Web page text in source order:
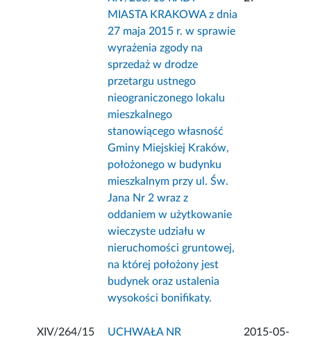
MIASTA KRAKOWA z dnia
27 maja 2015 r. w sprawie
wyrażenia zgody na
sprzedaż w drodze
przetargu ustnego
nieograniczonego lokalu
mieszkalnego
stanowiącego własność
Gminy Miejskiej Kraków,
położonego w budynku
mieszkalnym przy ul. Św.
Jana Nr 2 wraz z
oddaniem w użytkowanie
wieczyste udziału w
nieruchomości gruntowej,
na której położony jest
budynek oraz ustalenia
wysokości bonifikaty.
XIV/264/15
UCHWAŁA NR
2015-05-